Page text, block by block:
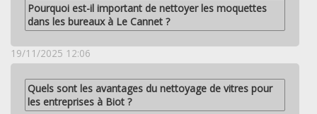
Pourquoi est-il important de nettoyer les moquettes
dans les bureaux à Le Cannet ?
19/11/2025 12:06
Quels sont les avantages du nettoyage de vitres pour
les entreprises à Biot ?